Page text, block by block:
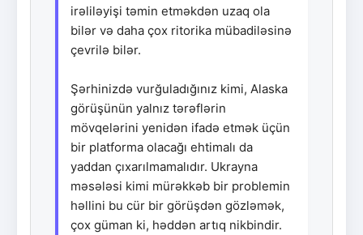
irəliləyişi təmin etməkdən uzaq ola
bilər və daha çox ritorika mübadiləsinə
çevrilə bilər.
Şərhinizdə vurğuladığınız kimi, Alaska
görüşünün yalnız tərəflərin
mövqelərini yenidən ifadə etmək üçün
bir platforma olacağı ehtimalı da
yaddan çıxarılmamalıdır. Ukrayna
məsələsi kimi mürəkkəb bir problemin
həllini bu cür bir görüşdən gözləmək,
çox güman ki, həddən artıq nikbindir.